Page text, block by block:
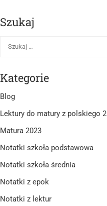
Szukaj
Kategorie
Blog
Lektury do matury z polskiego
Matura 2023
Notatki szkoła podstawowa
Notatki szkoła średnia
Notatki z epok
Notatki z lektur